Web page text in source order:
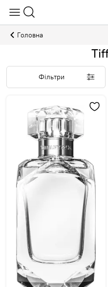
Головна
Фільтри